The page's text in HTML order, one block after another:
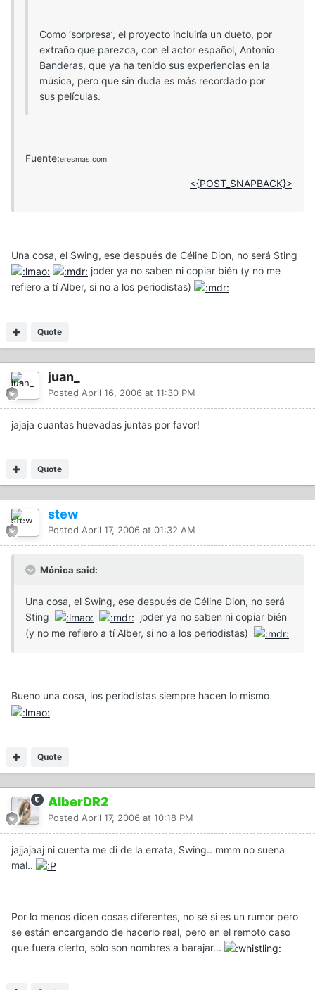
Como ‘sorpresa’, el proyecto incluiría un dueto, por
extraño que parezca, con el actor español, Antonio
Banderas, que ya ha tenido sus experiencias en la
música, pero que sin duda es más recordado por
sus películas.
Fuente:eresmas.com
<{POST_SNAPBACK}>
Una cosa, el Swing, ese después de Céline Dion, no será Sting
joder ya no saben ni copiar bién (y no me
refiero a tí Alber, si no a los periodistas)
Quote
juan_
Posted April 16, 2006 at 11:30 PM
jajaja cuantas huevadas juntas por favor!
Quote
stew
Posted April 17, 2006 at 01:32 AM
Mónica said:
Una cosa, el Swing, ese después de Céline Dion, no será
Sting
joder ya no saben ni copiar bién
(y no me refiero a tí Alber, si no a los periodistas)
Bueno una cosa, los periodistas siempre hacen lo mismo
Quote
AlberDR2
Posted April 17, 2006 at 10:18 PM
jajjajaaj ni cuenta me di de la errata, Swing.. mmm no suena
mal..
Por lo menos dicen cosas diferentes, no sé si es un rumor pero
se están encargando de hacerlo real, pero en el remoto caso
que fuera cierto, sólo son nombres a barajar...